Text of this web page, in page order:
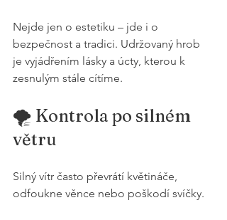
Nejde jen o estetiku – jde i o
bezpečnost a tradici. Udržovaný hrob
je vyjádřením lásky a úcty, kterou k
zesnulým stále cítíme.
🌪️ Kontrola po silném
větru
Silný vítr často převrátí květináče,
odfoukne věnce nebo poškodí svíčky.